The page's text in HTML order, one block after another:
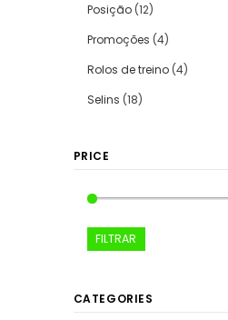
Posição (12)
Promoções (4)
Rolos de treino (4)
Selins (18)
PRICE
FILTRAR
CATEGORIES